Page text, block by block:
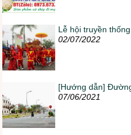
Lễ hội truyền
02/07/2022
[Hướng dẫn]
07/06/2021